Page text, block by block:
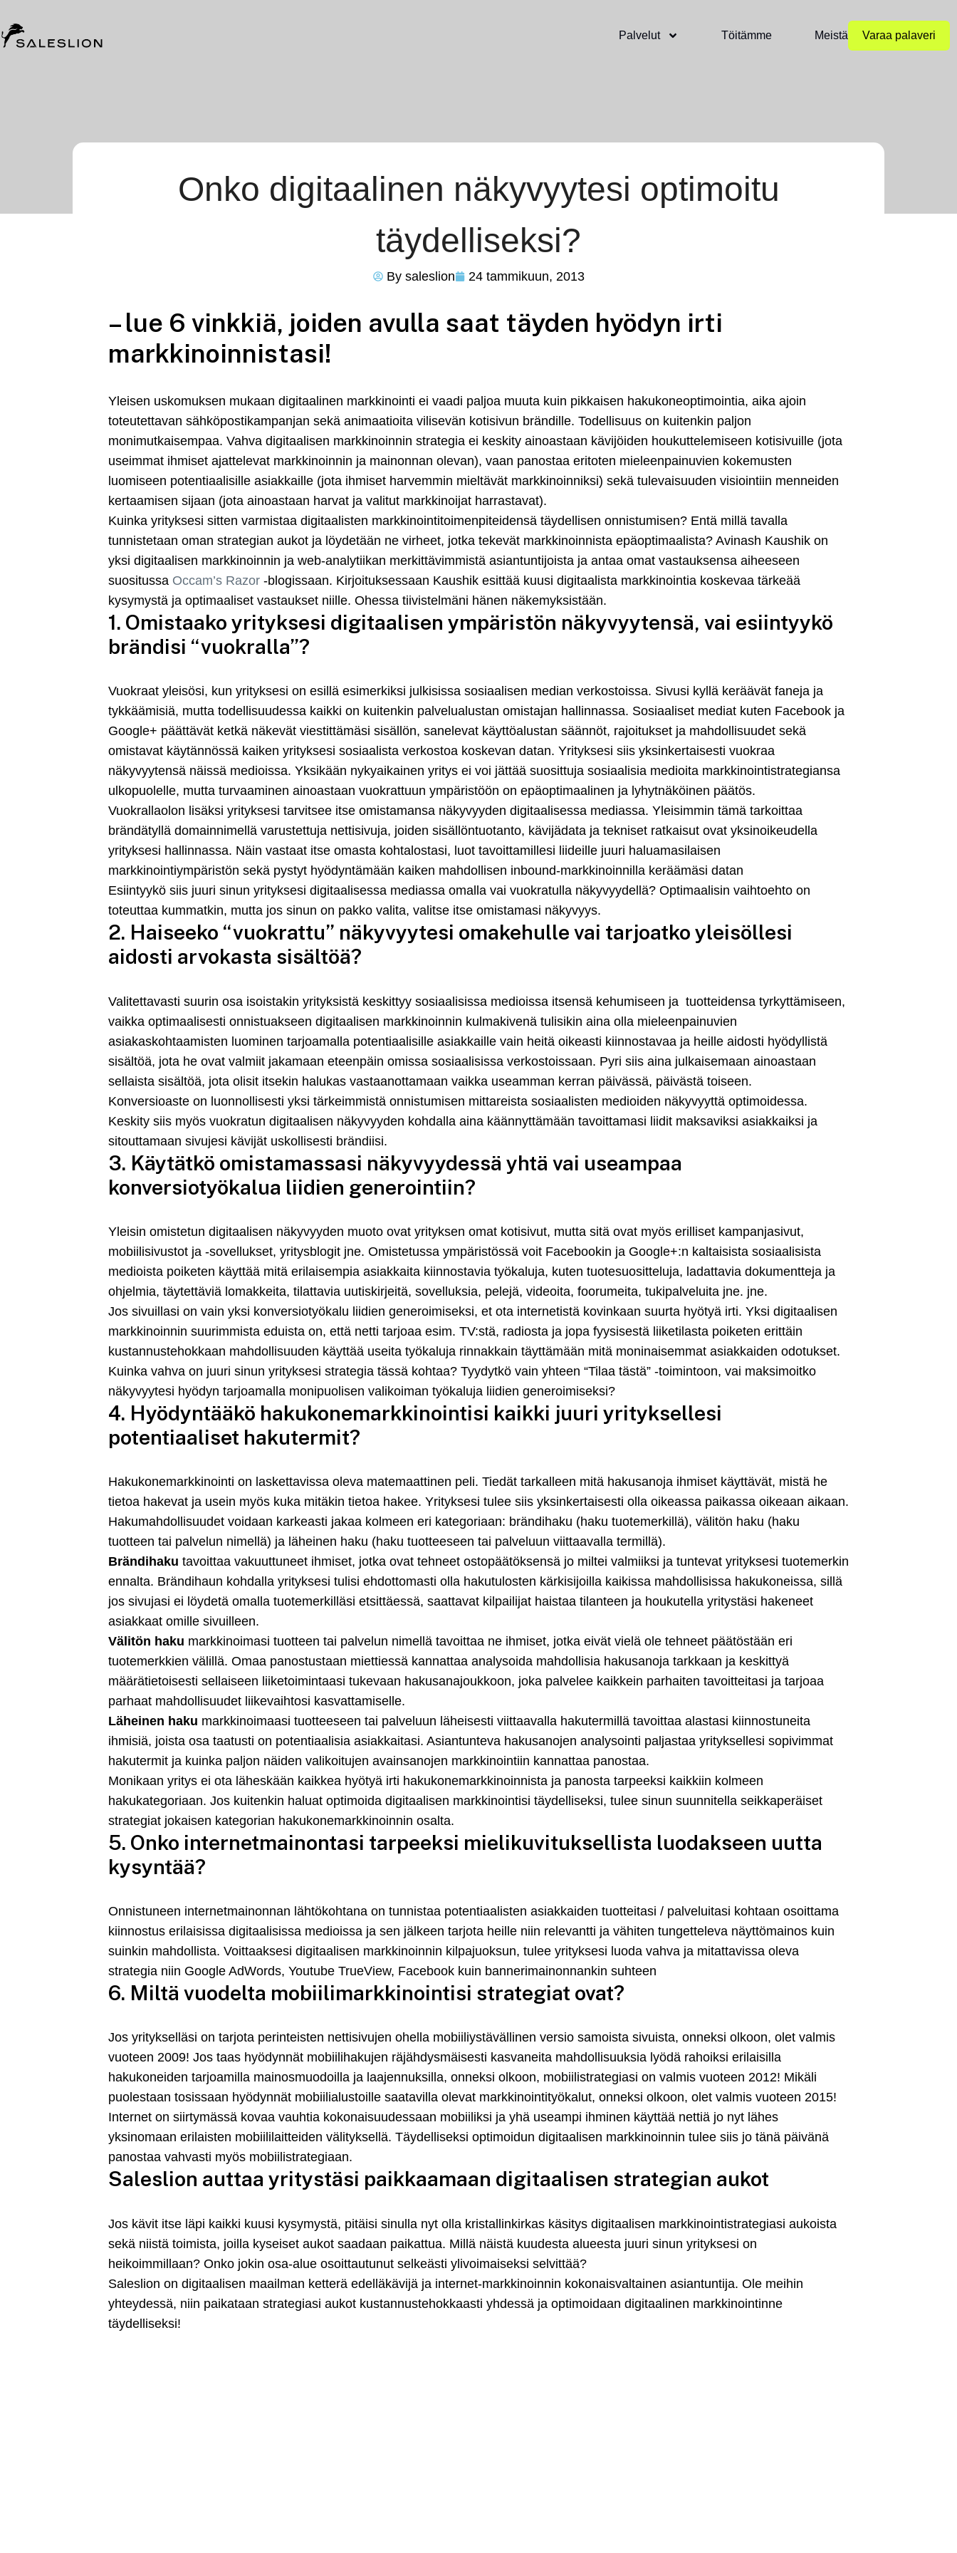
Varaa palaveri
Palvelut Töitämme Meistä
Onko digitaalinen näkyvyytesi optimoitu
täydelliseksi?
Bysaleslion 24 tammikuun, 2013
– lue 6 vinkkiä, joiden avulla saat täyden hyödyn irti
markkinoinnistasi!
Yleisen uskomuksen mukaan digitaalinen markkinointi ei vaadi paljoa muuta kuin pikkaisen hakukoneoptimointia, aika ajoin
toteutettavan sähköpostikampanjan sekä animaatioita vilisevän kotisivun brändille. Todellisuus on kuitenkin paljon
monimutkaisempaa. Vahva digitaalisen markkinoinnin strategia ei keskity ainoastaan kävijöiden houkuttelemiseen kotisivuille (jota
useimmat ihmiset ajattelevat markkinoinnin ja mainonnan olevan), vaan panostaa eritoten mieleenpainuvien kokemusten
luomiseen potentiaalisille asiakkaille (jota ihmiset harvemmin mieltävät markkinoinniksi) sekä tulevaisuuden visiointiin menneiden
kertaamisen sijaan (jota ainoastaan harvat ja valitut markkinoijat harrastavat).
Kuinka yrityksesi sitten varmistaa digitaalisten markkinointitoimenpiteidensä täydellisen onnistumisen? Entä millä tavalla
tunnistetaan oman strategian aukot ja löydetään ne virheet, jotka tekevät markkinoinnista epäoptimaalista? Avinash Kaushik on
yksi digitaalisen markkinoinnin ja web-analytiikan merkittävimmistä asiantuntijoista ja antaa omat vastauksensa aiheeseen
suositussa Occam’s Razor -blogissaan. Kirjoituksessaan Kaushik esittää kuusi digitaalista markkinointia koskevaa tärkeää
kysymystä ja optimaaliset vastaukset niille. Ohessa tiivistelmäni hänen näkemyksistään.
1. Omistaako yrityksesi digitaalisen ympäristön näkyvyytensä, vai esiintyykö
brändisi “vuokralla”?
Vuokraat yleisösi, kun yrityksesi on esillä esimerkiksi julkisissa sosiaalisen median verkostoissa. Sivusi kyllä keräävät faneja ja
tykkäämisiä, mutta todellisuudessa kaikki on kuitenkin palvelualustan omistajan hallinnassa. Sosiaaliset mediat kuten Facebook ja
Google+ päättävät ketkä näkevät viestittämäsi sisällön, sanelevat käyttöalustan säännöt, rajoitukset ja mahdollisuudet sekä
omistavat käytännössä kaiken yrityksesi sosiaalista verkostoa koskevan datan. Yrityksesi siis yksinkertaisesti vuokraa
näkyvyytensä näissä medioissa. Yksikään nykyaikainen yritys ei voi jättää suosittuja sosiaalisia medioita markkinointistrategiansa
ulkopuolelle, mutta turvaaminen ainoastaan vuokrattuun ympäristöön on epäoptimaalinen ja lyhytnäköinen päätös.
Vuokrallaolon lisäksi yrityksesi tarvitsee itse omistamansa näkyvyyden digitaalisessa mediassa. Yleisimmin tämä tarkoittaa
brändätyllä domainnimellä varustettuja nettisivuja, joiden sisällöntuotanto, kävijädata ja tekniset ratkaisut ovat yksinoikeudella
yrityksesi hallinnassa. Näin vastaat itse omasta kohtalostasi, luot tavoittamillesi liideille juuri haluamasilaisen
markkinointiympäristön sekä pystyt hyödyntämään kaiken mahdollisen inbound-markkinoinnilla keräämäsi datan
Esiintyykö siis juuri sinun yrityksesi digitaalisessa mediassa omalla vai vuokratulla näkyvyydellä? Optimaalisin vaihtoehto on
toteuttaa kummatkin, mutta jos sinun on pakko valita, valitse itse omistamasi näkyvyys.
2. Haiseeko “vuokrattu” näkyvyytesi omakehulle vai tarjoatko yleisöllesi
aidosti arvokasta sisältöä?
Valitettavasti suurin osa isoistakin yrityksistä keskittyy sosiaalisissa medioissa itsensä kehumiseen ja tuotteidensa tyrkyttämiseen,
vaikka optimaalisesti onnistuakseen digitaalisen markkinoinnin kulmakivenä tulisikin aina olla mieleenpainuvien
asiakaskohtaamisten luominen tarjoamalla potentiaalisille asiakkaille vain heitä oikeasti kiinnostavaa ja heille aidosti hyödyllistä
sisältöä, jota he ovat valmiit jakamaan eteenpäin omissa sosiaalisissa verkostoissaan. Pyri siis aina julkaisemaan ainoastaan
sellaista sisältöä, jota olisit itsekin halukas vastaanottamaan vaikka useamman kerran päivässä, päivästä toiseen.
Konversioaste on luonnollisesti yksi tärkeimmistä onnistumisen mittareista sosiaalisten medioiden näkyvyyttä optimoidessa.
Keskity siis myös vuokratun digitaalisen näkyvyyden kohdalla aina käännyttämään tavoittamasi liidit maksaviksi asiakkaiksi ja
sitouttamaan sivujesi kävijät uskollisesti brändiisi.
3. Käytätkö omistamassasi näkyvyydessä yhtä vai useampaa
konversiotyökalua liidien generointiin?
Yleisin omistetun digitaalisen näkyvyyden muoto ovat yrityksen omat kotisivut, mutta sitä ovat myös erilliset kampanjasivut,
mobiilisivustot ja -sovellukset, yritysblogit jne. Omistetussa ympäristössä voit Facebookin ja Google+:n kaltaisista sosiaalisista
medioista poiketen käyttää mitä erilaisempia asiakkaita kiinnostavia työkaluja, kuten tuotesuositteluja, ladattavia dokumentteja ja
ohjelmia, täytettäviä lomakkeita, tilattavia uutiskirjeitä, sovelluksia, pelejä, videoita, foorumeita, tukipalveluita jne. jne.
Jos sivuillasi on vain yksi konversiotyökalu liidien generoimiseksi, et ota internetistä kovinkaan suurta hyötyä irti. Yksi digitaalisen
markkinoinnin suurimmista eduista on, että netti tarjoaa esim. TV:stä, radiosta ja jopa fyysisestä liiketilasta poiketen erittäin
kustannustehokkaan mahdollisuuden käyttää useita työkaluja rinnakkain täyttämään mitä moninaisemmat asiakkaiden odotukset.
Kuinka vahva on juuri sinun yrityksesi strategia tässä kohtaa? Tyydytkö vain yhteen “Tilaa tästä” -toimintoon, vai maksimoitko
näkyvyytesi hyödyn tarjoamalla monipuolisen valikoiman työkaluja liidien generoimiseksi?
4. Hyödyntääkö hakukonemarkkinointisi kaikki juuri yrityksellesi
potentiaaliset hakutermit?
Hakukonemarkkinointi on laskettavissa oleva matemaattinen peli. Tiedät tarkalleen mitä hakusanoja ihmiset käyttävät, mistä he
tietoa hakevat ja usein myös kuka mitäkin tietoa hakee. Yrityksesi tulee siis yksinkertaisesti olla oikeassa paikassa oikeaan aikaan.
Hakumahdollisuudet voidaan karkeasti jakaa kolmeen eri kategoriaan: brändihaku (haku tuotemerkillä), välitön haku (haku
tuotteen tai palvelun nimellä) ja läheinen haku (haku tuotteeseen tai palveluun viittaavalla termillä).
Brändihaku tavoittaa vakuuttuneet ihmiset, jotka ovat tehneet ostopäätöksensä jo miltei valmiiksi ja tuntevat yrityksesi tuotemerkin
ennalta. Brändihaun kohdalla yrityksesi tulisi ehdottomasti olla hakutulosten kärkisijoilla kaikissa mahdollisissa hakukoneissa, sillä
jos sivujasi ei löydetä omalla tuotemerkilläsi etsittäessä, saattavat kilpailijat haistaa tilanteen ja houkutella yritystäsi hakeneet
asiakkaat omille sivuilleen.
Välitön haku markkinoimasi tuotteen tai palvelun nimellä tavoittaa ne ihmiset, jotka eivät vielä ole tehneet päätöstään eri
tuotemerkkien välillä. Omaa panostustaan miettiessä kannattaa analysoida mahdollisia hakusanoja tarkkaan ja keskittyä
määrätietoisesti sellaiseen liiketoimintaasi tukevaan hakusanajoukkoon, joka palvelee kaikkein parhaiten tavoitteitasi ja tarjoaa
parhaat mahdollisuudet liikevaihtosi kasvattamiselle.
Läheinen haku markkinoimaasi tuotteeseen tai palveluun läheisesti viittaavalla hakutermillä tavoittaa alastasi kiinnostuneita
ihmisiä, joista osa taatusti on potentiaalisia asiakkaitasi. Asiantunteva hakusanojen analysointi paljastaa yrityksellesi sopivimmat
hakutermit ja kuinka paljon näiden valikoitujen avainsanojen markkinointiin kannattaa panostaa.
Monikaan yritys ei ota läheskään kaikkea hyötyä irti hakukonemarkkinoinnista ja panosta tarpeeksi kaikkiin kolmeen
hakukategoriaan. Jos kuitenkin haluat optimoida digitaalisen markkinointisi täydelliseksi, tulee sinun suunnitella seikkaperäiset
strategiat jokaisen kategorian hakukonemarkkinoinnin osalta.
5. Onko internetmainontasi tarpeeksi mielikuvituksellista luodakseen uutta
kysyntää?
Onnistuneen internetmainonnan lähtökohtana on tunnistaa potentiaalisten asiakkaiden tuotteitasi / palveluitasi kohtaan osoittama
kiinnostus erilaisissa digitaalisissa medioissa ja sen jälkeen tarjota heille niin relevantti ja vähiten tungetteleva näyttömainos kuin
suinkin mahdollista. Voittaaksesi digitaalisen markkinoinnin kilpajuoksun, tulee yrityksesi luoda vahva ja mitattavissa oleva
strategia niin Google AdWords, Youtube TrueView, Facebook kuin bannerimainonnankin suhteen
6. Miltä vuodelta mobiilimarkkinointisi strategiat ovat?
Jos yritykselläsi on tarjota perinteisten nettisivujen ohella mobiiliystävällinen versio samoista sivuista, onneksi olkoon, olet valmis
vuoteen 2009! Jos taas hyödynnät mobiilihakujen räjähdysmäisesti kasvaneita mahdollisuuksia lyödä rahoiksi erilaisilla
hakukoneiden tarjoamilla mainosmuodoilla ja laajennuksilla, onneksi olkoon, mobiilistrategiasi on valmis vuoteen 2012! Mikäli
puolestaan tosissaan hyödynnät mobiilialustoille saatavilla olevat markkinointityökalut, onneksi olkoon, olet valmis vuoteen 2015!
Internet on siirtymässä kovaa vauhtia kokonaisuudessaan mobiiliksi ja yhä useampi ihminen käyttää nettiä jo nyt lähes
yksinomaan erilaisten mobiililaitteiden välityksellä. Täydelliseksi optimoidun digitaalisen markkinoinnin tulee siis jo tänä päivänä
panostaa vahvasti myös mobiilistrategiaan.
Saleslion auttaa yritystäsi paikkaamaan digitaalisen strategian aukot
Jos kävit itse läpi kaikki kuusi kysymystä, pitäisi sinulla nyt olla kristallinkirkas käsitys digitaalisen markkinointistrategiasi aukoista
sekä niistä toimista, joilla kyseiset aukot saadaan paikattua. Millä näistä kuudesta alueesta juuri sinun yrityksesi on
heikoimmillaan? Onko jokin osa-alue osoittautunut selkeästi ylivoimaiseksi selvittää?
Saleslion on digitaalisen maailman ketterä edelläkävijä ja internet-markkinoinnin kokonaisvaltainen asiantuntija. Ole meihin
yhteydessä, niin paikataan strategiasi aukot kustannustehokkaasti yhdessä ja optimoidaan digitaalinen markkinointinne
täydelliseksi!